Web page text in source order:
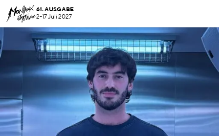
61. AUSGABE
2-17 Juli 2027